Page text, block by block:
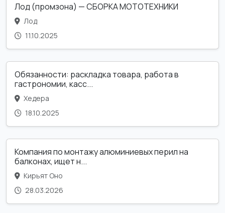
Лод (промзона) — СБОРКА МОТОТЕХНИКИ
Лод
11.10.2025
Обязанности: раскладка товара, работа в
гастрономии, касс...
Хедера
18.10.2025
Компания по монтажу алюминиевых перил на
балконах, ищет н...
Кирьят Оно
28.03.2026